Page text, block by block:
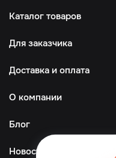
Каталог товаров
Для заказчика
Доставка и оплата
О компании
Блог
Новости